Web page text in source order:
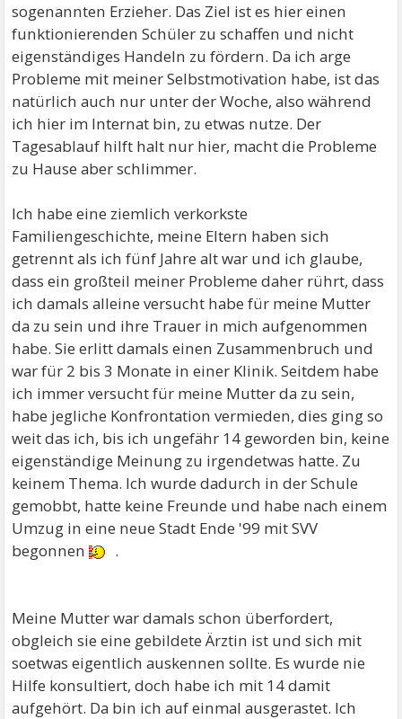
sogenannten Erzieher. Das Ziel ist es hier einen
funktionierenden Schüler zu schaffen und nicht
eigenständiges Handeln zu fördern. Da ich arge
Probleme mit meiner Selbstmotivation habe, ist das
natürlich auch nur unter der Woche, also während
ich hier im Internat bin, zu etwas nutze. Der
Tagesablauf hilft halt nur hier, macht die Probleme
zu Hause aber schlimmer.
Ich habe eine ziemlich verkorkste
Familiengeschichte, meine Eltern haben sich
getrennt als ich fünf Jahre alt war und ich glaube,
dass ein großteil meiner Probleme daher rührt, dass
ich damals alleine versucht habe für meine Mutter
da zu sein und ihre Trauer in mich aufgenommen
habe. Sie erlitt damals einen Zusammenbruch und
war für 2 bis 3 Monate in einer Klinik. Seitdem habe
ich immer versucht für meine Mutter da zu sein,
habe jegliche Konfrontation vermieden, dies ging so
weit das ich, bis ich ungefähr 14 geworden bin, keine
eigenständige Meinung zu irgendetwas hatte. Zu
keinem Thema. Ich wurde dadurch in der Schule
gemobbt, hatte keine Freunde und habe nach einem
Umzug in eine neue Stadt Ende '99 mit SVV
begonnen
.
Meine Mutter war damals schon überfordert,
obgleich sie eine gebildete Ärztin ist und sich mit
soetwas eigentlich auskennen sollte. Es wurde nie
Hilfe konsultiert, doch habe ich mit 14 damit
aufgehört. Da bin ich auf einmal ausgerastet. Ich